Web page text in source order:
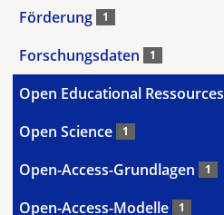
Förderung 1
Forschungsdaten 1
Open Educational Ressources
Open Science 1
Open-Access-Grundlagen 1
Open-Access-Modelle 1